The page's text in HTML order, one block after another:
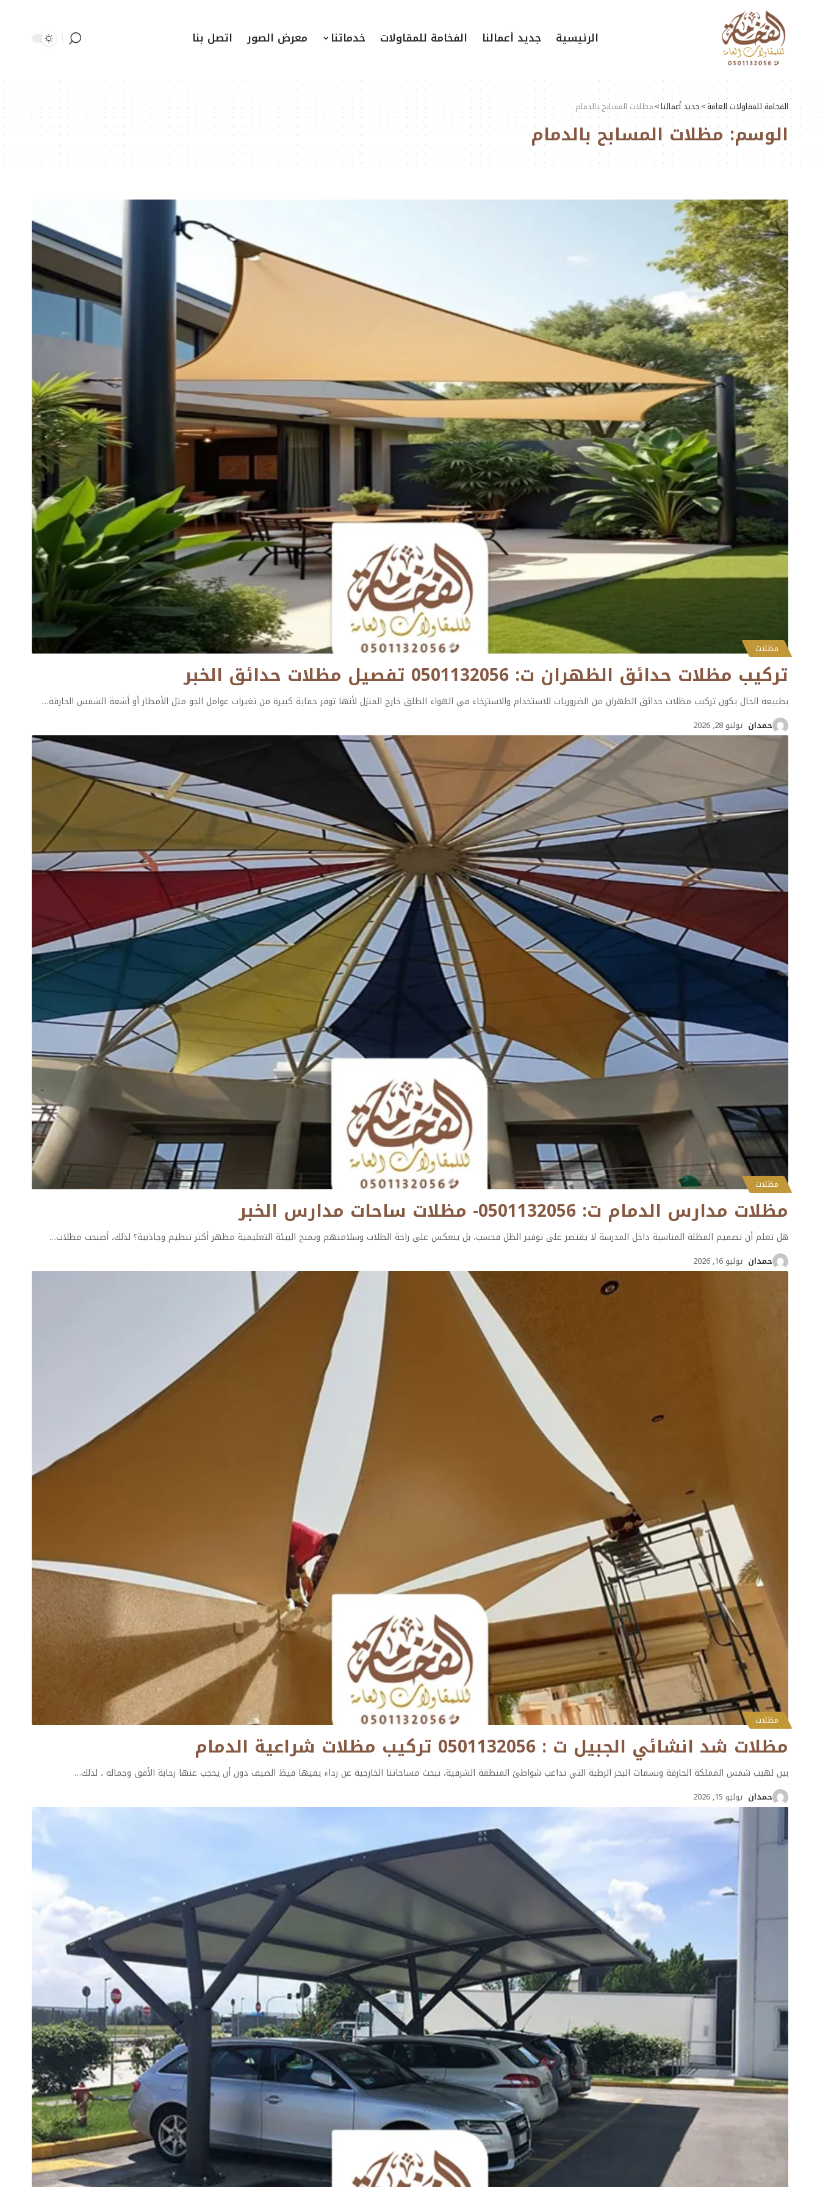
الرئيسية جديد أعمالنا الفخامة للمقاولات خدماتنا معرض الصور اتصل بنا
الفخامة للمقاولات العامة>جديد أعمالنا>مظلات المسابح بالدمام
الوسم:مظلات المسابح بالدمام
مظلات
تركيب مظلات حدائق الظهران ت: 0501132056 تفصيل مظلات حدائق الخبر
بطبيعة الحال يكون تركيب مظلات حدائق الظهران من الضروريات للاستخدام والاسترخاء في الهواء الطلق خارج المنزل لأنها توفر حماية كبيرة من تغيرات عوامل الجو مثل الأمطار أو أشعة الشمس الحارقة…
حمدان يوليو 28, 2026
مظلات
مظلات مدارس الدمام ت: 0501132056- مظلات ساحات مدارس الخبر
هل تعلم أن تصميم المظلة المناسبة داخل المدرسة لا يقتصر على توفير الظل فحسب، بل ينعكس على راحة الطلاب وسلامتهم ويمنح البيئة التعليمية مظهر أكثر تنظيم وجاذبية؟ لذلك، أصبحت مظلات…
حمدان يوليو 16, 2026
مظلات
مظلات شد انشائي الجبيل ت : 0501132056 تركيب مظلات شراعية الدمام
بين لهيب شمس المملكة الحارقة ونسمات البحر الرطبة التي تداعب شواطئ المنطقة الشرقية، تبحث مساحاتنا الخارجية عن رداء يقيها قيظ الصيف دون أن يحجب عنها رحابة الأفق وجماله ، لذلك…
حمدان يوليو 15, 2026